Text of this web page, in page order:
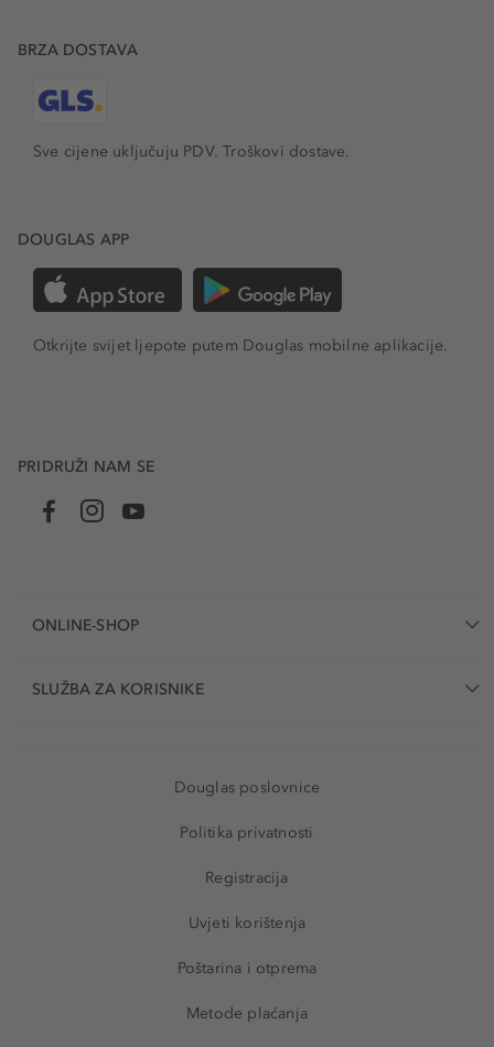
BRZA DOSTAVA
Sve cijene uključuju PDV.Troškovi dostave.
DOUGLAS APP
Otkrijte svijet ljepote putem Douglas mobilne aplikacije.
PRIDRUŽI NAM SE
ONLINE-SHOP
SLUŽBA ZA KORISNIKE
Douglas poslovnice
Politika privatnosti
Registracija
Uvjeti korištenja
Poštarina i otprema
Metode plaćanja